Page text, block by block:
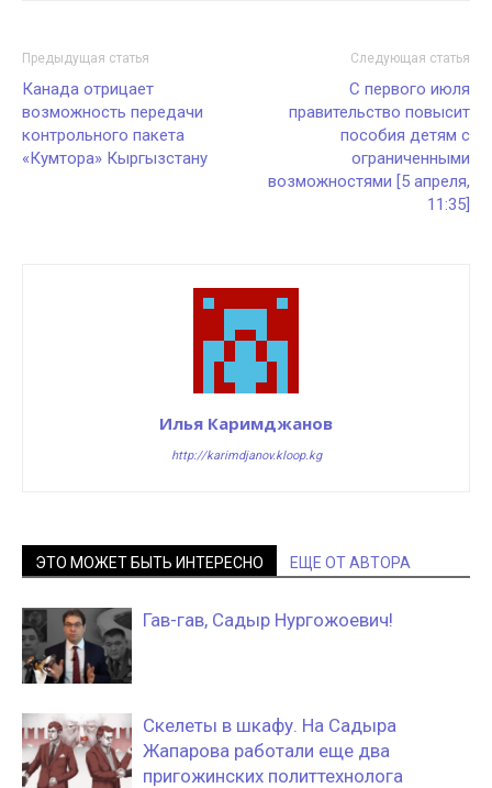
Предыдущая статья
Канада отрицает
возможность передачи
контрольного пакета
«Кумтора» Кыргызстану
Следующая статья
С первого июля
правительство повысит
пособия детям с
ограниченными
возможностями [5 апреля,
11:35]
Илья Каримджанов
http://karimdjanov.kloop.kg
ЭТО МОЖЕТ БЫТЬ ИНТЕРЕСНО ЕЩЕ ОТ АВТОРА
Гав-гав, Садыр Нургожоевич!
Скелеты в шкафу. На Садыра
Жапарова работали еще два
пригожинских политтехнолога